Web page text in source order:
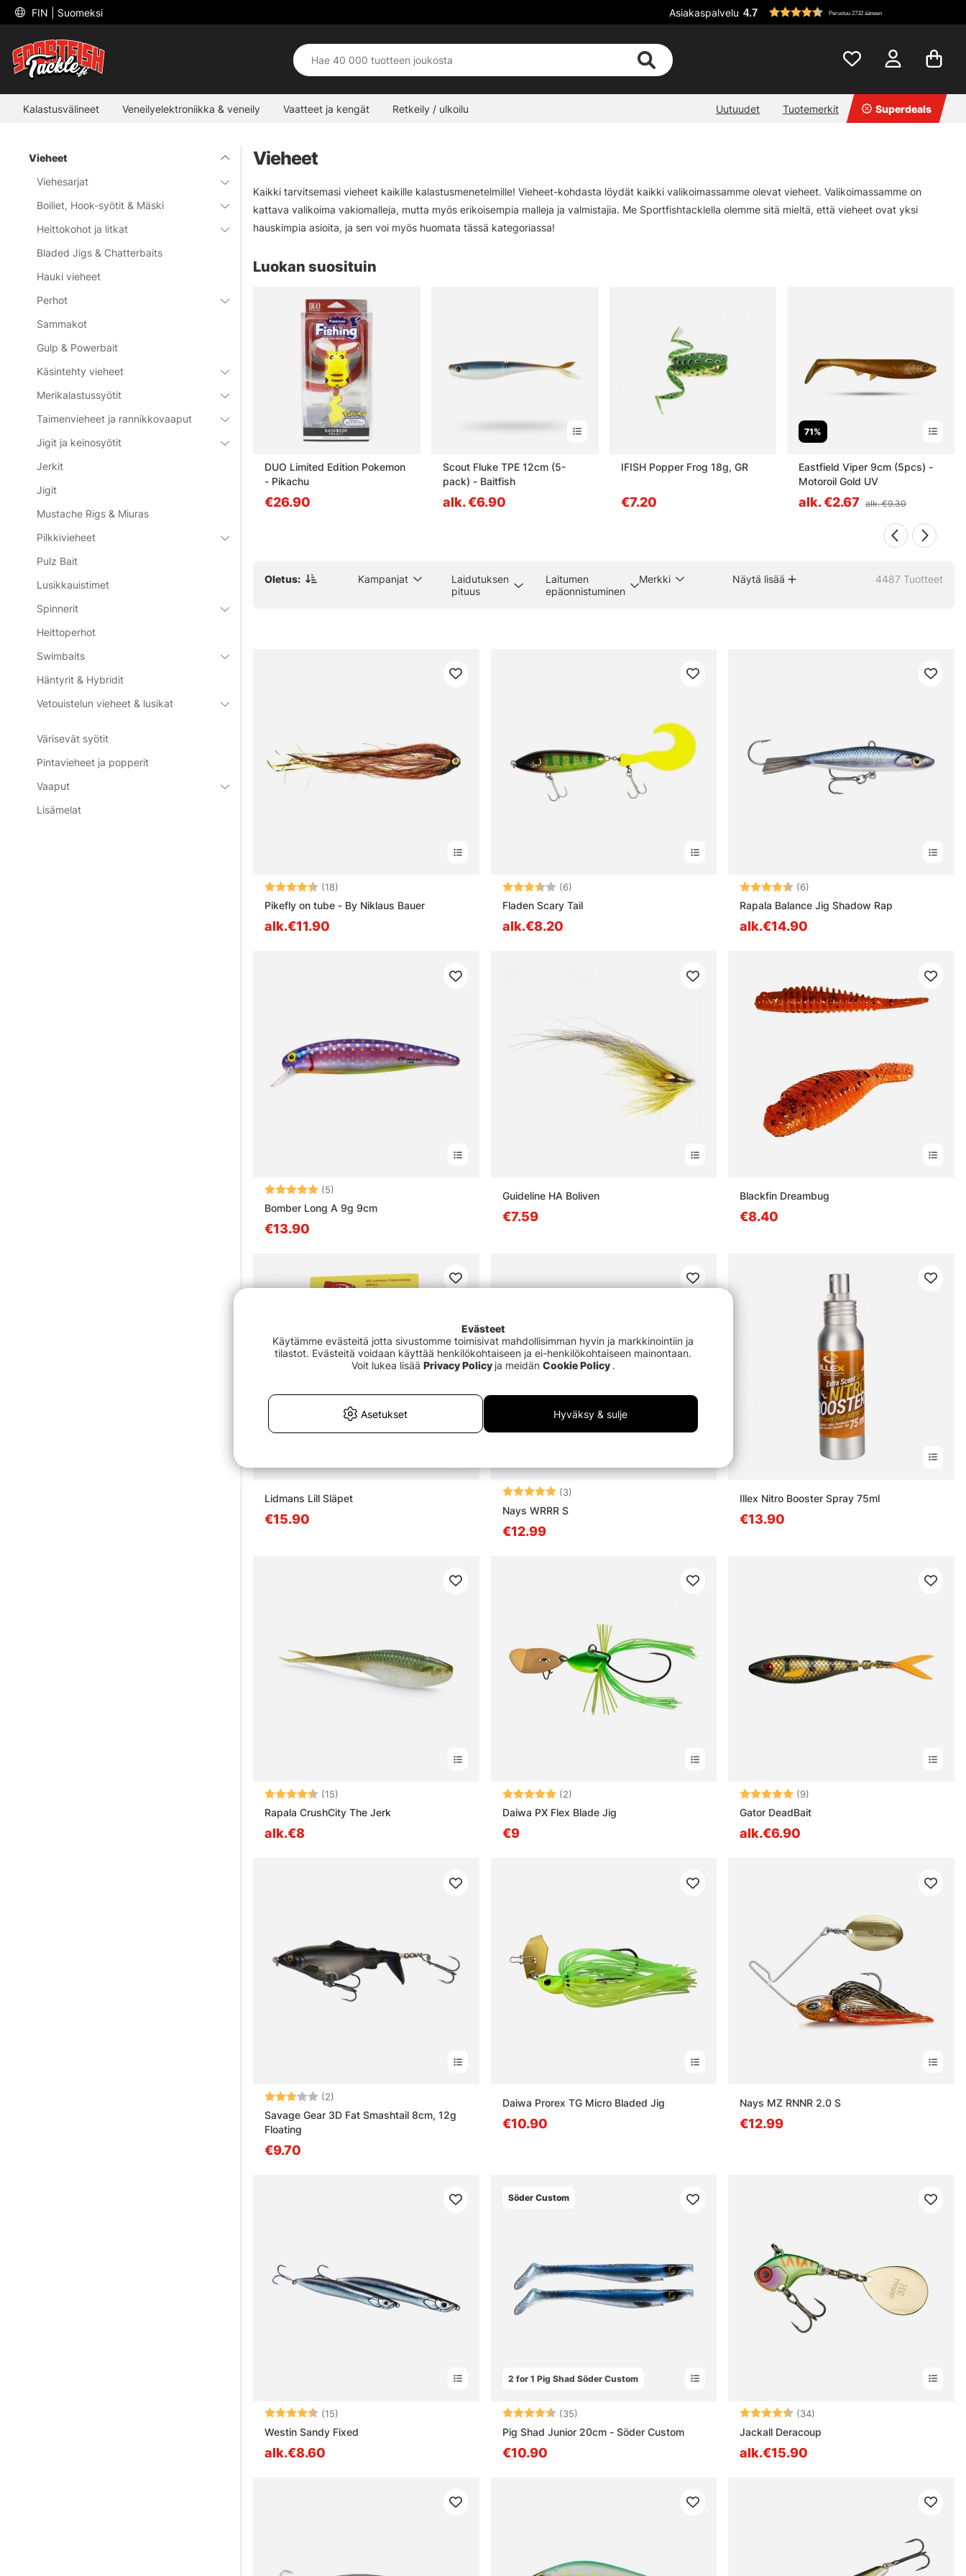
FIN | Suomeksi Asiakaspalvelu 4.7 Perustuu 2732 ääneen
Kalastusvälineet Veneilyelektroniikka & veneily Vaatteet ja kengät Retkeily / ulkoilu Uutuudet Tuotemerkit Superdeals
Vieheet
Viehesarjat
Boiliet, Hook-syötit & Mäski
Heittokohot ja litkat
Bladed Jigs & Chatterbaits
Hauki vieheet
Perhot
Sammakot
Gulp & Powerbait
Käsintehty vieheet
Merikalastussyötit
Taimenvieheet ja rannikkovaaput
Jigit ja keinosyötit
Jerkit
Jigit
Mustache Rigs & Miuras
Pilkkivieheet
Pulz Bait
Lusikkauistimet
Spinnerit
Heittoperhot
Swimbaits
Häntyrit & Hybridit
Vetouistelun vieheet & lusikat
Värisevät syötit
Pintavieheet ja popperit
Vaaput
Lisämelat
Vieheet
Kaikki tarvitsemasi vieheet kaikille kalastusmenetelmille! Vieheet-kohdasta löydät kaikki valikoimassamme olevat vieheet. Valikoimassamme on
kattava valikoima vakiomalleja, mutta myös erikoisempia malleja ja valmistajia. Me Sportfishtacklella olemme sitä mieltä, että vieheet ovat yksi
hauskimpia asioita, ja sen voi myös huomata tässä kategoriassa!
Luokan suosituin
DUO Limited Edition Pokemon
- Pikachu
€26.90
Scout Fluke TPE 12cm (5-
pack) - Baitfish
alk. €6.90
IFISH Popper Frog 18g, GR
€7.20
71%
Eastfield Viper 9cm (5pcs) -
Motoroil Gold UV
alk. €2.67 alk. €9.30
Oletus: Kampanjat
Laidutuksen
pituus
Laitumen
epäonnistuminen
Merkki Näytä lisää 4487 Tuotteet
Arvio: (18)
Pikefly on tube - By Niklaus Bauer
alk.€11.90
Arvio: (6)
Fladen Scary Tail
alk.€8.20
Arvio: (6)
Rapala Balance Jig Shadow Rap
alk.€14.90
Arvio: (5)
Bomber Long A 9g 9cm
€13.90
Guideline HA Boliven
€7.59
Blackfin Dreambug
€8.40
Lidmans Lill Släpet
€15.90
Arvio: (3)
Nays WRRR S
€12.99
Illex Nitro Booster Spray 75ml
€13.90
Arvio: (15)
Rapala CrushCity The Jerk
alk.€8
Arvio: (2)
Daiwa PX Flex Blade Jig
€9
Arvio: (9)
Gator DeadBait
alk.€6.90
Arvio: (2)
Savage Gear 3D Fat Smashtail 8cm, 12g
Floating
€9.70
Daiwa Prorex TG Micro Bladed Jig
€10.90
Nays MZ RNNR 2.0 S
€12.99
Arvio: (15)
Westin Sandy Fixed
alk.€8.60
2 for 1 Pig Shad Söder Custom
Söder Custom
Arvio: (35)
Pig Shad Junior 20cm - Söder Custom
€10.90
Arvio: (34)
Jackall Deracoup
alk.€15.90
Evästeet
Käytämme evästeitä jotta sivustomme toimisivat mahdollisimman hyvin ja markkinointiin ja
tilastot. Evästeitä voidaan käyttää henkilökohtaiseen ja ei-henkilökohtaiseen mainontaan.
Voit lukea lisää Privacy Policy ja meidän Cookie Policy .
Asetukset Hyväksy & sulje